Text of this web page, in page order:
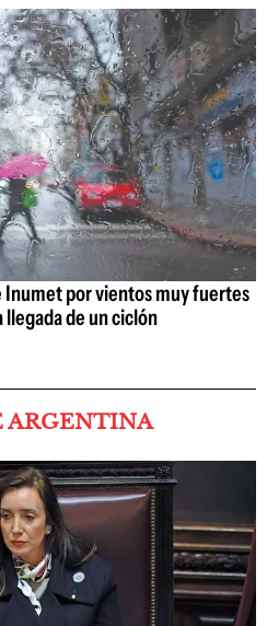
Inumet por vientos muy fuertes
llegada de un ciclón
ARGENTINA